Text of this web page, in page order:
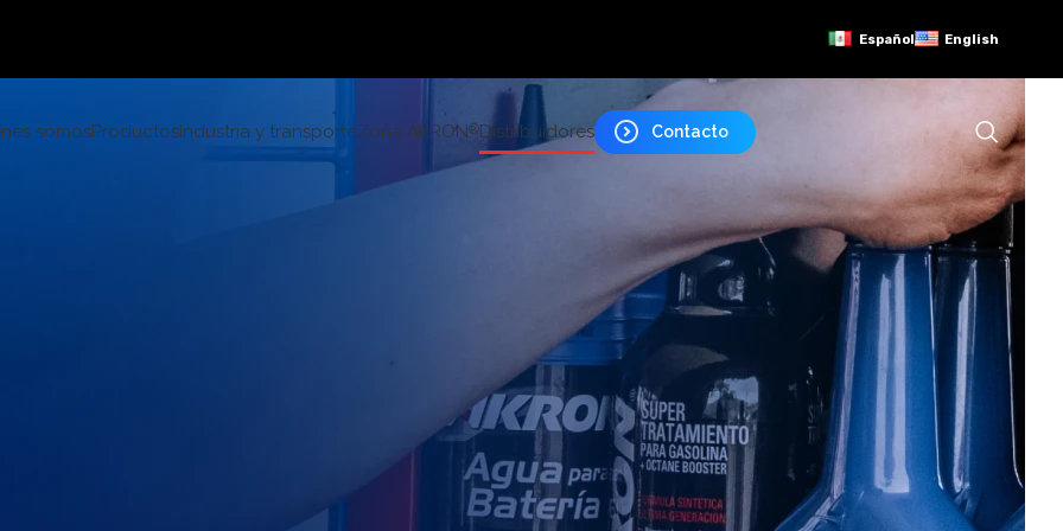
Español English
somosProductosIndustria y transporteZona AKRON®Distribuidores Contacto